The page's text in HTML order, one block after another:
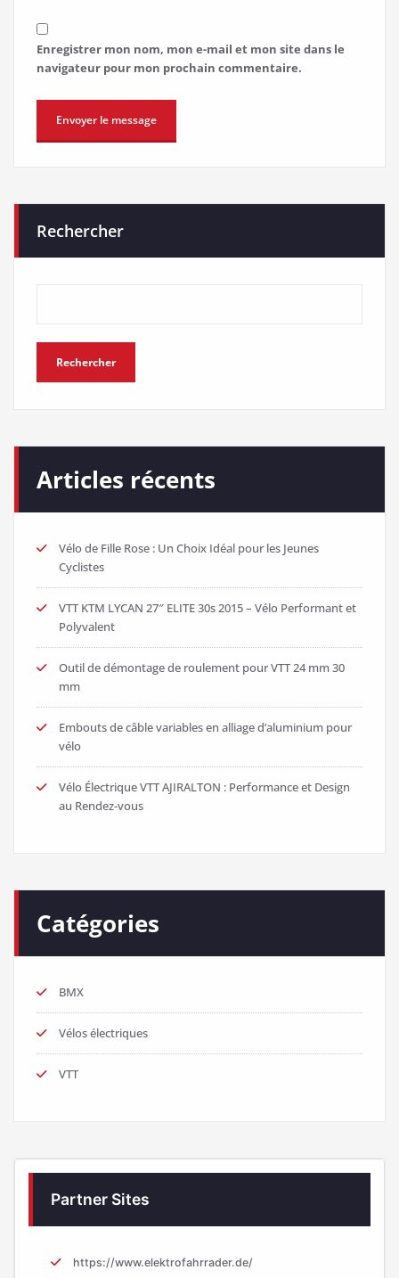
Enregistrer mon nom, mon e-mail et mon site dans le
navigateur pour mon prochain commentaire.
Rechercher
Rechercher
Articles récents
Vélo de Fille Rose : Un Choix Idéal pour les Jeunes
Cyclistes
VTT KTM LYCAN 27″ ELITE 30s 2015 – Vélo Performant et
Polyvalent
Outil de démontage de roulement pour VTT 24 mm 30
mm
Embouts de câble variables en alliage d’aluminium pour
vélo
Vélo Électrique VTT AJIRALTON : Performance et Design
au Rendez-vous
Catégories
BMX
Vélos électriques
VTT
Partner Sites
https://www.elektrofahrrader.de/